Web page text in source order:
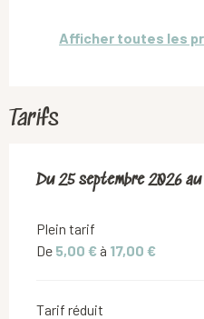
Afficher toutes les
Tarifs
Du25 septembre 2026 au
Du25 septembre 2026 au
Plein tarif
De 5,00 € à 17,00 €
Tarif réduit